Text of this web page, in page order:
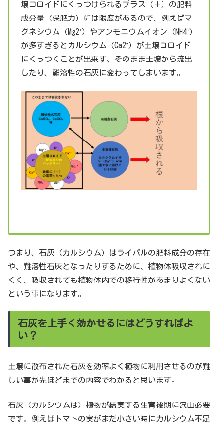
壌コロイドにくっつけられるプラス（＋）の肥料
成分量（保肥力）には限度があるので、例えばマ
グネシウム（Mg2⁺）やアンモニウムイオン（NH4⁺）
が多すぎるとカルシウム（Ca2⁺）が土壌コロイド
にくっつくことが出来ず、そのまま土壌から流出
したり、難溶性の石灰に変わってしまいます。
つまり、石灰（カルシウム）はライバルの肥料成分の存在
や、難溶性石灰となったりするために、植物体吸収されに
くく、吸収されても植物体内での移行性があまりよくない
という事になります。
石灰を上手く効かせるにはどうすればよ
い？
土壌に散布された石灰を効率よく植物に利用させるのが難
しい事が先ほどまでの内容でわかると思います。
石灰（カルシウムは）植物が結実する生育後期に沢山必要
です。例えばトマトの実がまだ小さい時にカルシウム不足